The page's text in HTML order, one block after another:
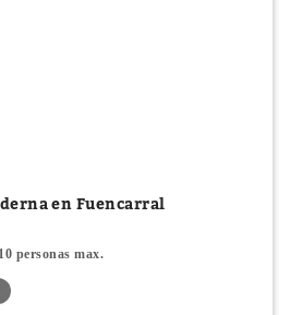
en Fuencarral
10 personas max.